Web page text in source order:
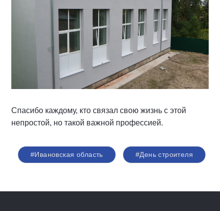
Спасибо каждому, кто связал свою жизнь с этой
непростой, но такой важной профессией.
#Ивановская область #День строителя